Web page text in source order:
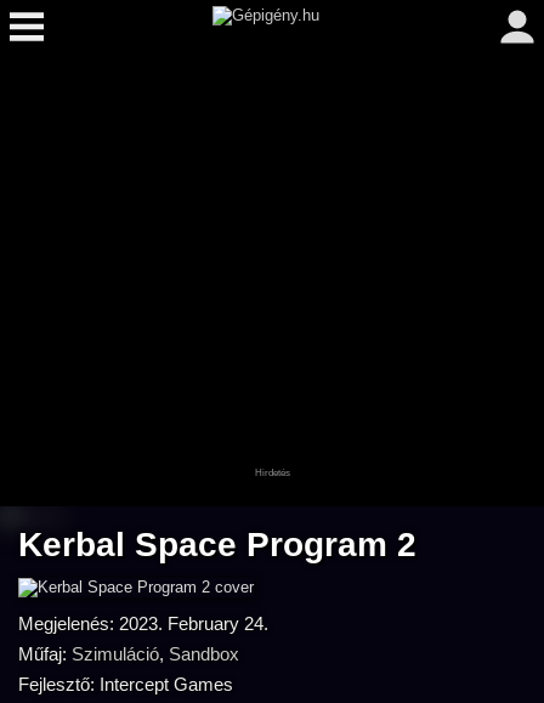
Kerbal Space Program 2
Megjelenés: 2023. February 24.
Műfaj: Szimuláció, Sandbox
Fejlesztő: Intercept Games